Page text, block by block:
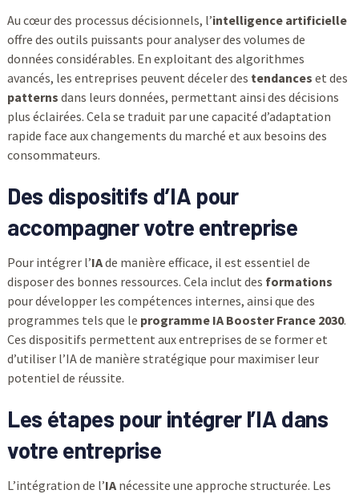
Au cœur des processus décisionnels, l’intelligence artificielle
offre des outils puissants pour analyser des volumes de
données considérables. En exploitant des algorithmes
avancés, les entreprises peuvent déceler des tendances et des
patterns dans leurs données, permettant ainsi des décisions
plus éclairées. Cela se traduit par une capacité d’adaptation
rapide face aux changements du marché et aux besoins des
consommateurs.
Des dispositifs d’IA pour
accompagner votre entreprise
Pour intégrer l’IAde manière efficace, il est essentiel de
disposer des bonnes ressources. Cela inclut des formations
pour développer les compétences internes, ainsi que des
programmes tels que le programme IA Booster France 2030.
Ces dispositifs permettent aux entreprises de se former et
d’utiliser l’IA de manière stratégique pour maximiser leur
potentiel de réussite.
Les étapes pour intégrer l’IA dans
votre entreprise
L’intégration de l’IAnécessite une approche structurée. Les